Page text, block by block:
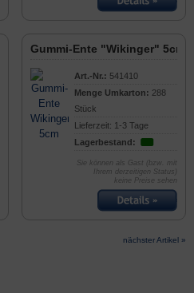
Gummi-Ente "Wikinger" 5cm
Art.-Nr.: 541410
Menge Umkarton: 288
Stück
Lieferzeit: 1-3 Tage
Lagerbestand:
Sie können als Gast (bzw. mit
Ihrem derzeitigen Status)
keine Preise sehen
nächster Artikel »